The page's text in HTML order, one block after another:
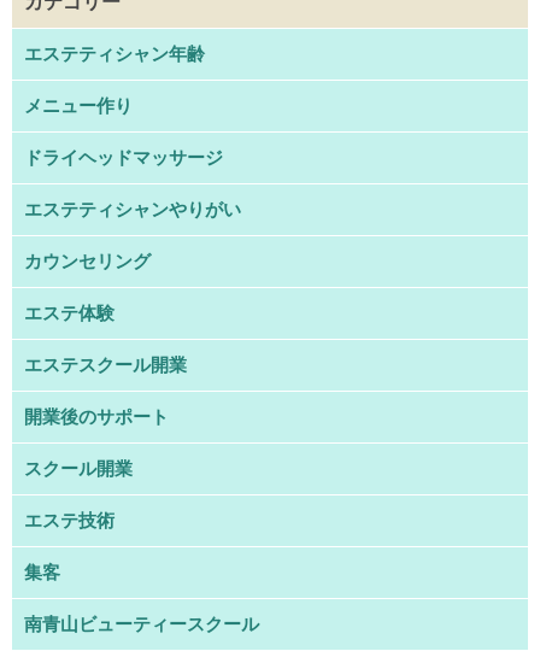
エステティシャン年齢
メニュー作り
ドライヘッドマッサージ
エステティシャンやりがい
カウンセリング
エステ体験
エステスクール開業
開業後のサポート
スクール開業
エステ技術
集客
南青山ビューティースクール